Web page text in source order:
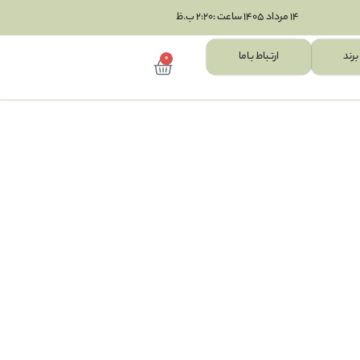
14 مرداد 1405 ساعت :2:20 ب.ظ
ارتـباط بـاما 0